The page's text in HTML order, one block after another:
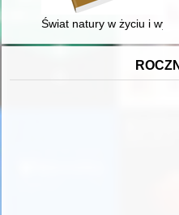
Świat natury w życiu i